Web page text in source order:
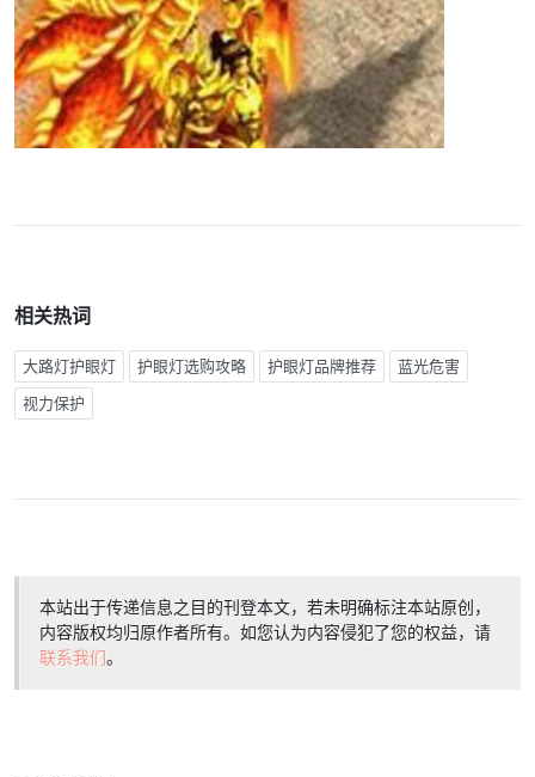
相关热词
大路灯护眼灯 护眼灯选购攻略 护眼灯品牌推荐 蓝光危害
视力保护
本站出于传递信息之目的刊登本文，若未明确标注本站原创，
内容版权均归原作者所有。如您认为内容侵犯了您的权益，请
联系我们。